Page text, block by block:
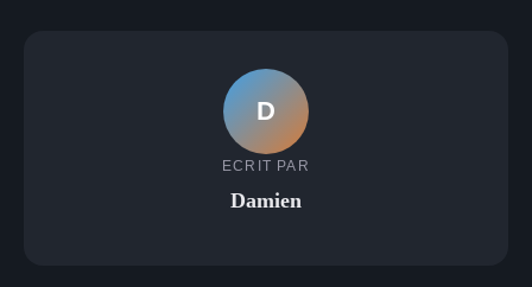
D
ECRIT PAR
Damien